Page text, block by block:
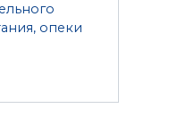
опеки